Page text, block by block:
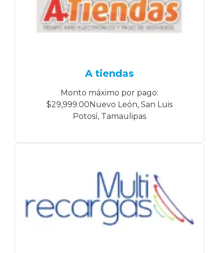
A tiendas
Monto máximo por pago:
$29,999.00Nuevo León, San Luis
Potosí, Tamaulipas